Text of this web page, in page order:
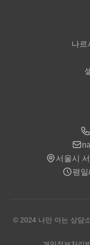
나르
서울시
평
© 2024 나만 아는 상담